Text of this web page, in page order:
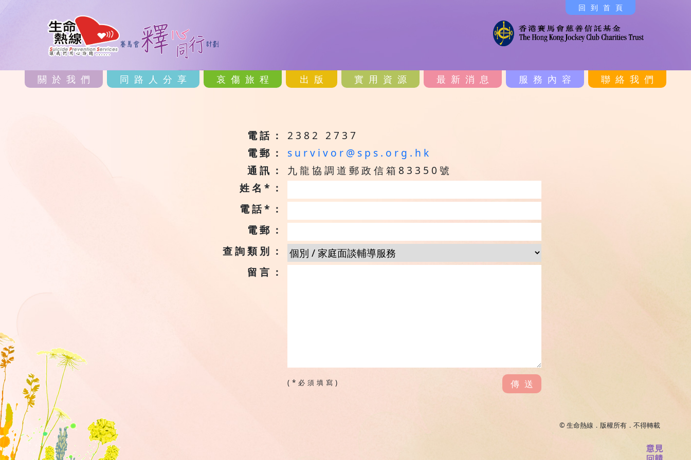
回到首頁
關於我們 同路人分享 哀傷旅程 出版 實用資源 最新消息 服務內容 聯絡我們
電話：
2382 2737
電郵：
survivor@sps.org.hk
通訊：
九龍協調道郵政信箱83350號
姓名*：
電話*：
電郵：
查詢類別：
留言：
(*必須填寫) 傳送
© 生命熱線．版權所有．不得轉載